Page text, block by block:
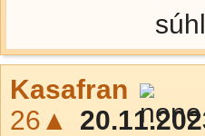
Kasafran
26▲